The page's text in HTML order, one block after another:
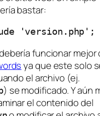
bastar:
funcionar mejor
ya que este solo
el archivo (ej.
) se modificado. Y aún
el contenido del